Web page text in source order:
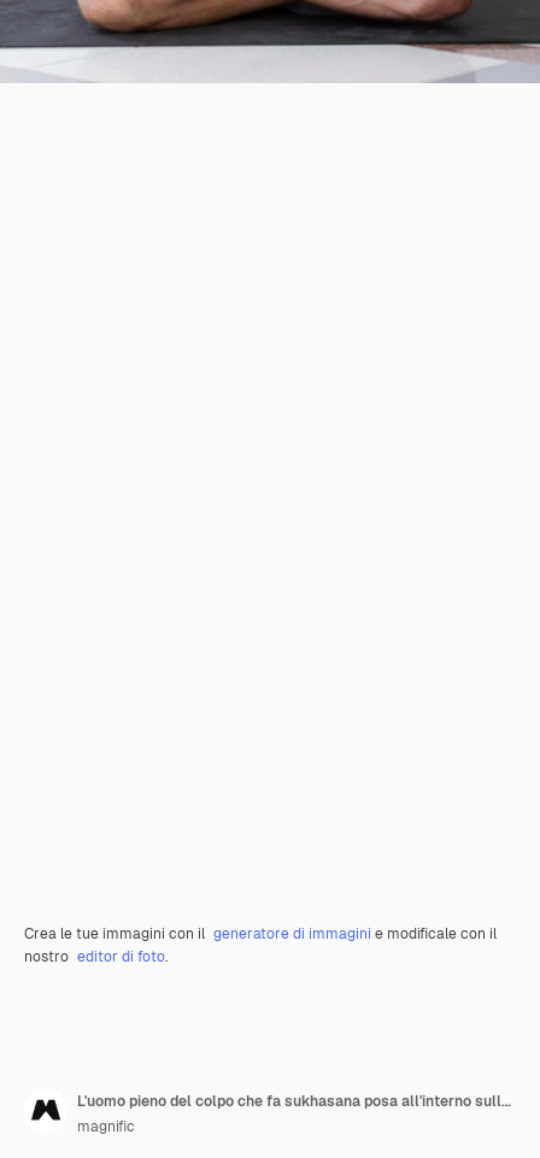
Crea le tue immagini con il generatore di immagini e modificale con il
nostro editor di foto.
L'uomo pieno del colpo che fa sukhasana posa all'interno sulla stuoia
magnific